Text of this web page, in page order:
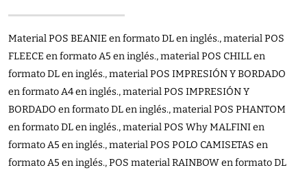
Material POS BEANIE en formato DL en inglés., material POS
FLEECE en formato A5 en inglés., material POS CHILL en
formato DL en inglés., material POS IMPRESIÓN Y BORDADO
en formato A4 en inglés., material POS IMPRESIÓN Y
BORDADO en formato DL en inglés., material POS PHANTOM
en formato DL en inglés., material POS Why MALFINI en
formato A5 en inglés., material POS POLO CAMISETAS en
formato A5 en inglés., POS material RAINBOW en formato DL